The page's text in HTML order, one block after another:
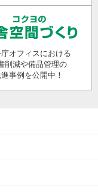
オフィスにおける
削減や備品管理の
事例を公開中！